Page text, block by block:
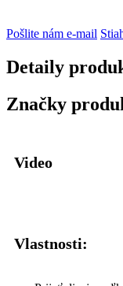
Pošlite nám e-mail
Detaily
Značky
Video
Vlastnosti: